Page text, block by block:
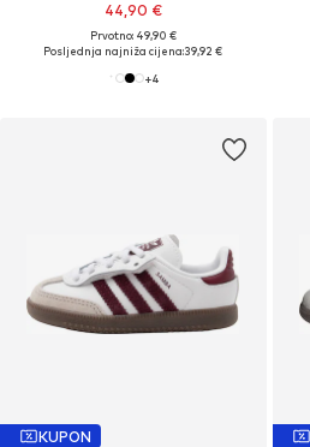
44,90 €
Prvotno: 49,90 €
Posljednja najniža cijena:39,92 €
+4
KUPON